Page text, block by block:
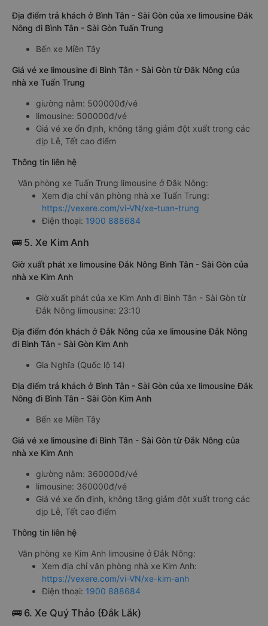
Địa điểm trả khách ở Bình Tân - Sài Gòn của xe limousine Đắk
Nông đi Bình Tân - Sài Gòn Tuấn Trung
Bến xe Miền Tây
Giá vé xe limousine đi Bình Tân - Sài Gòn từ Đắk Nông của
nhà xe Tuấn Trung
giường nằm: 500000đ/vé
limousine: 500000đ/vé
Giá vé xe ổn định, không tăng giảm đột xuất trong các
dịp Lễ, Tết cao điểm
Thông tin liên hệ
Văn phòng xe Tuấn Trung limousine ở Đắk Nông:
Xem địa chỉ văn phòng nhà xe Tuấn Trung:
https://vexere.com/vi-VN/xe-tuan-trung
Điện thoại: 1900 888684
🚌 5. Xe Kim Anh
Giờ xuất phát xe limousine Đắk Nông Bình Tân - Sài Gòn của
nhà xe Kim Anh
Giờ xuất phát của xe Kim Anh đi Bình Tân - Sài Gòn từ
Đắk Nông limousine: 23:10
Địa điểm đón khách ở Đắk Nông của xe limousine Đắk Nông
đi Bình Tân - Sài Gòn Kim Anh
Gia Nghĩa (Quốc lộ 14)
Địa điểm trả khách ở Bình Tân - Sài Gòn của xe limousine Đắk
Nông đi Bình Tân - Sài Gòn Kim Anh
Bến xe Miền Tây
Giá vé xe limousine đi Bình Tân - Sài Gòn từ Đắk Nông của
nhà xe Kim Anh
giường nằm: 360000đ/vé
limousine: 360000đ/vé
Giá vé xe ổn định, không tăng giảm đột xuất trong các
dịp Lễ, Tết cao điểm
Thông tin liên hệ
Văn phòng xe Kim Anh limousine ở Đắk Nông:
Xem địa chỉ văn phòng nhà xe Kim Anh:
https://vexere.com/vi-VN/xe-kim-anh
Điện thoại: 1900 888684
🚌 6. Xe Quý Thảo (Đắk Lắk)